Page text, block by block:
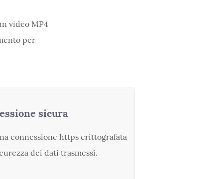
video MP4
per
sicura
connessione https crittografata
dei dati trasmessi.